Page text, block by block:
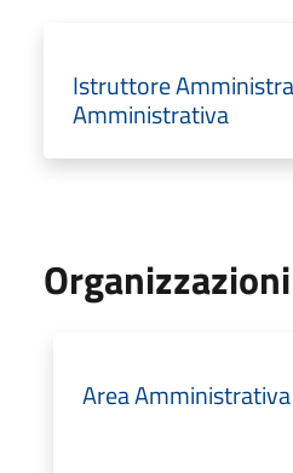
Istruttore
Amministrativa
Organizzazioni
Area Amministrativa